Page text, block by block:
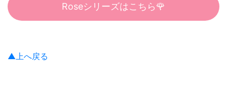
Roseシリーズはこちら🌹
▲上へ戻る